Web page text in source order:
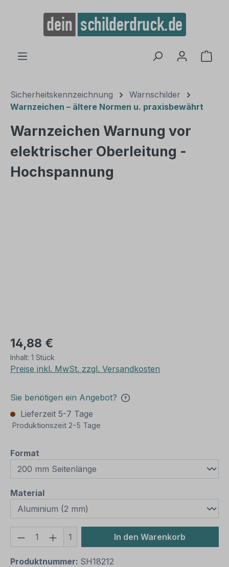
springen
Sicherheitskennzeichnung
Warnschilder
Warnzeichen – ältere Normen u. praxisbewährt
Warnzeichen Warnung vor
elektrischer Oberleitung -
Hochspannung
14,88 €
Inhalt: 1 Stück
Preise inkl. MwSt. zzgl. Versandkosten
Sie benötigen ein Angebot?
Lieferzeit 5-7 Tage
Produktionszeit 2-5 Tage
Format
Materialauswählen
Produkt Anzahl: Gib den
1 In den Warenkorb
Produktnummer: SH18212